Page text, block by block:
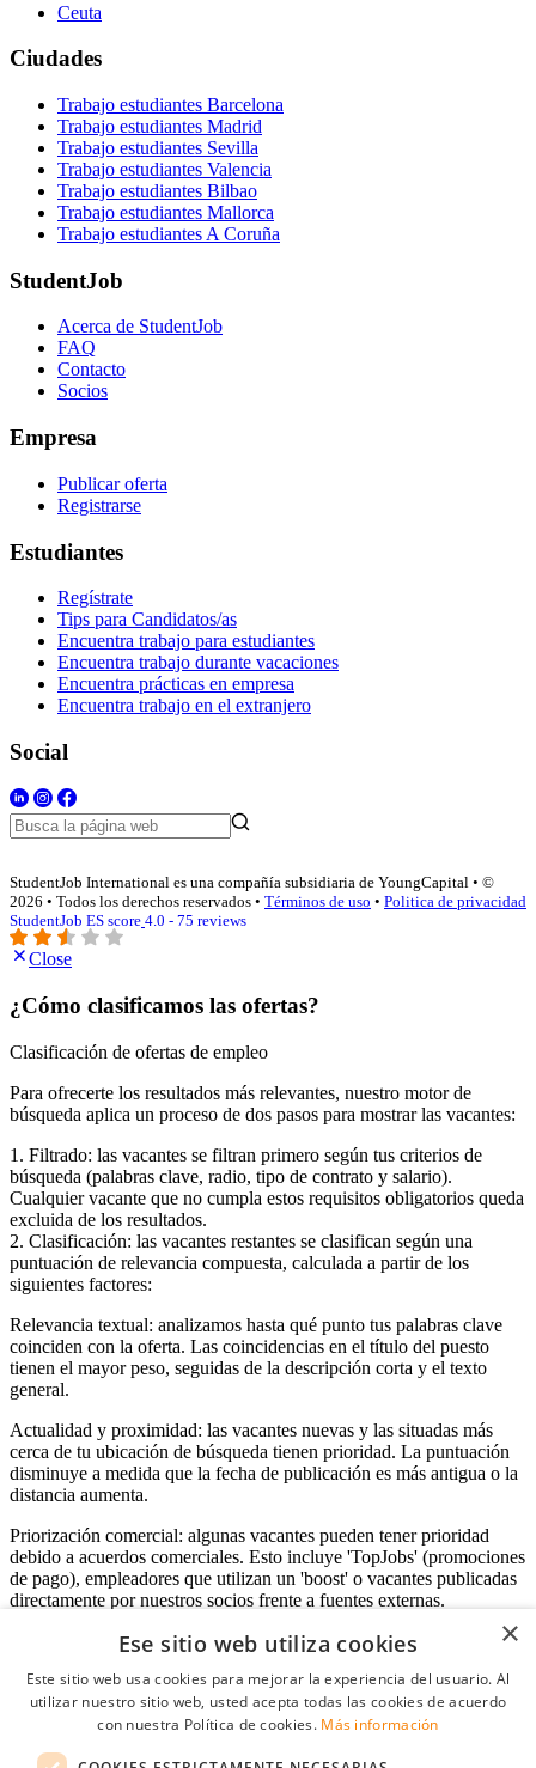
Ceuta
Ciudades
Trabajo estudiantes Barcelona
Trabajo estudiantes Madrid
Trabajo estudiantes Sevilla
Trabajo estudiantes Valencia
Trabajo estudiantes Bilbao
Trabajo estudiantes Mallorca
Trabajo estudiantes A Coruña
StudentJob
Acerca de StudentJob
FAQ
Contacto
Socios
Empresa
Publicar oferta
Registrarse
Estudiantes
Regístrate
Tips para Candidatos/as
Encuentra trabajo para estudiantes
Encuentra trabajo durante vacaciones
Encuentra prácticas en empresa
Encuentra trabajo en el extranjero
Social
StudentJob International es una compañía subsidiaria de YoungCapital • ©
2026 • Todos los derechos reservados • Términos de uso • Politica de privacidad
StudentJob ES score 4.0 - 75 reviews
Close
¿Cómo clasificamos las ofertas?
Clasificación de ofertas de empleo
Para ofrecerte los resultados más relevantes, nuestro motor de
búsqueda aplica un proceso de dos pasos para mostrar las vacantes:
1. Filtrado: las vacantes se filtran primero según tus criterios de
búsqueda (palabras clave, radio, tipo de contrato y salario).
Cualquier vacante que no cumpla estos requisitos obligatorios queda
excluida de los resultados.
2. Clasificación: las vacantes restantes se clasifican según una
puntuación de relevancia compuesta, calculada a partir de los
siguientes factores:
Relevancia textual: analizamos hasta qué punto tus palabras clave
coinciden con la oferta. Las coincidencias en el título del puesto
tienen el mayor peso, seguidas de la descripción corta y el texto
general.
Actualidad y proximidad: las vacantes nuevas y las situadas más
cerca de tu ubicación de búsqueda tienen prioridad. La puntuación
disminuye a medida que la fecha de publicación es más antigua o la
distancia aumenta.
Priorización comercial: algunas vacantes pueden tener prioridad
debido a acuerdos comerciales. Esto incluye 'TopJobs' (promociones
de pago), empleadores que utilizan un 'boost' o vacantes publicadas
directamente por nuestros socios frente a fuentes externas.
Acceso empresas
×
Ese sitio web utiliza cookies
Este sitio web usa cookies para mejorar la experiencia del usuario. Al
utilizar nuestro sitio web, usted acepta todas las cookies de acuerdo
con nuestra Política de cookies. Más información